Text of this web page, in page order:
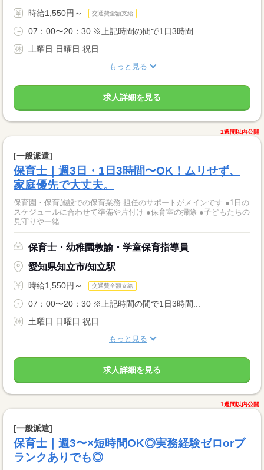
時給1,550円～ 交通費全額支給
07：00〜20：30 ※上記時間の間で1日3時間...
土曜日 日曜日 祝日
もっと見る
求人詳細を見る
1週間以内公開
[一般派遣]
保育士｜週3日・1日3時間〜OK！ムリせず、
家庭優先で大丈夫。
保育園・保育施設での保育業務 担任のサポートがメインです ●1日の
スケジュールに合わせて準備や片付け ●保育室の掃除 ●子どもたちの
見守りや一緒...
保育士・幼稚園教諭・学童保育指導員
愛知県知立市/知立駅
時給1,550円～ 交通費全額支給
07：00〜20：30 ※上記時間の間で1日3時間...
土曜日 日曜日 祝日
もっと見る
求人詳細を見る
1週間以内公開
[一般派遣]
保育士｜週3〜×短時間OK◎実務経験ゼロorブ
ランクありでも◎